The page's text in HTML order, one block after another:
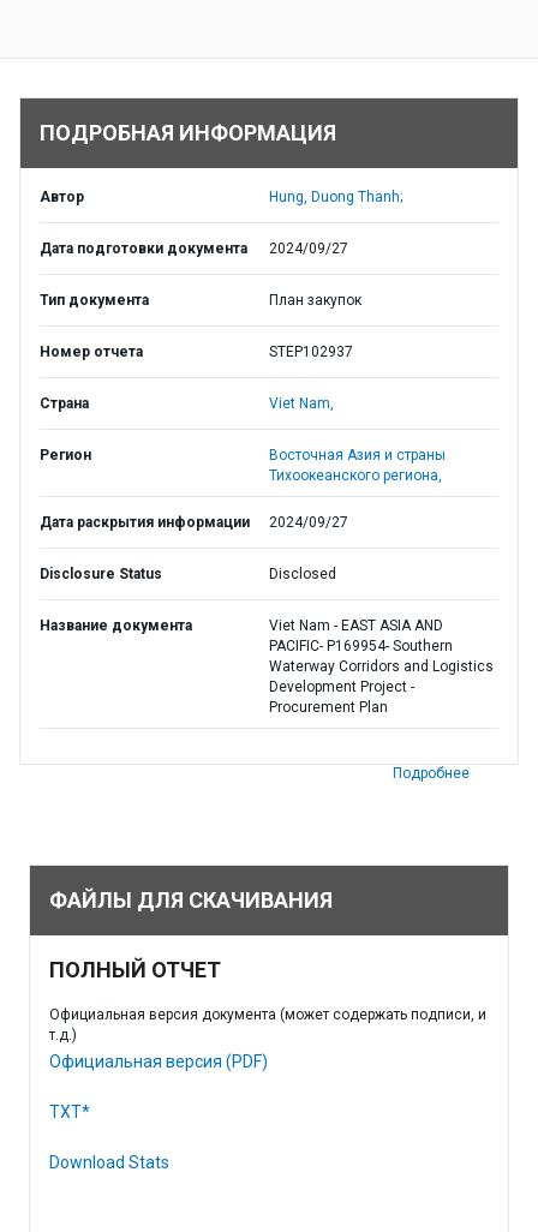
ПОДРОБНАЯ ИНФОРМАЦИЯ
Автор Hung, Duong Thanh;
Дата подготовки документа 2024/09/27
Тип документа План закупок
Номер отчета STEP102937
Страна Viet Nam,
Регион
Восточная Азия и страны
Тихоокеанского региона,
Дата раскрытия информации 2024/09/27
Disclosure Status Disclosed
Название документа
Viet Nam - EAST ASIA AND
PACIFIC- P169954- Southern
Waterway Corridors and Logistics
Development Project -
Procurement Plan
Подробнее
ФАЙЛЫ ДЛЯ СКАЧИВАНИЯ
ПОЛНЫЙ ОТЧЕТ
Официальная версия документа (может содержать подписи, и
т.д.)
Официальная версия (PDF)
TXT*
Download Stats